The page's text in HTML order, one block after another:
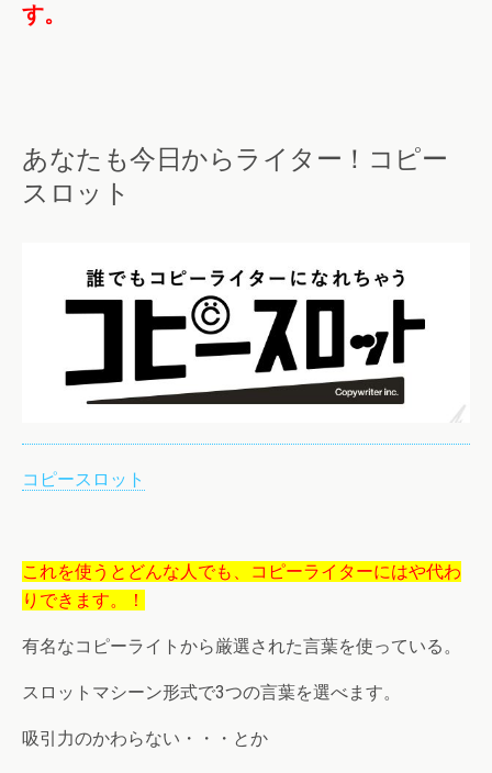
す。
あなたも今日からライター！コピー
スロット
コピースロット
これを使うとどんな人でも、コピーライターにはや代わ
りできます。！
有名なコピーライトから厳選された言葉を使っている。
スロットマシーン形式で3つの言葉を選べます。
吸引力のかわらない・・・とか